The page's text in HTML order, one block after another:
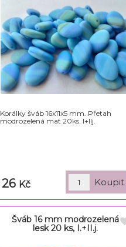
Korálky šváb 16x11x5 mm. Přetah
modrozelená mat 20ks. I+IIj.
26 Kč
Šváb 16 mm modrozelená
lesk 20 ks, I.+II.j.